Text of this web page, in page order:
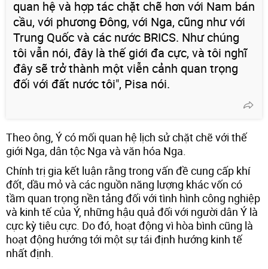
quan hệ và hợp tác chặt chẽ hơn với Nam bán
cầu, với phương Đông, với Nga, cũng như với
Trung Quốc và các nước BRICS. Như chúng
tôi vẫn nói, đây là thế giới đa cực, và tôi nghĩ
đây sẽ trở thành một viễn cảnh quan trọng
đối với đất nước tôi", Pisa nói.
Theo ông, Ý có mối quan hệ lịch sử chặt chẽ với thế
giới Nga, dân tộc Nga và văn hóa Nga.
Chính trị gia kết luận rằng trong vấn đề cung cấp khí
đốt, dầu mỏ và các nguồn năng lượng khác vốn có
tầm quan trọng nền tảng đối với tình hình công nghiệp
và kinh tế của Ý, những hậu quả đối với người dân Ý là
cực kỳ tiêu cực. Do đó, hoạt động vì hòa bình cũng là
hoạt động hướng tới một sự tái định hướng kinh tế
nhất định.